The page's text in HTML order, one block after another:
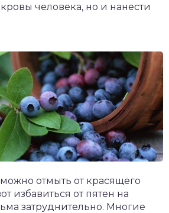
человека, но и нанести
отмыть от красящего
избавиться от пятен на
затруднительно. Многие